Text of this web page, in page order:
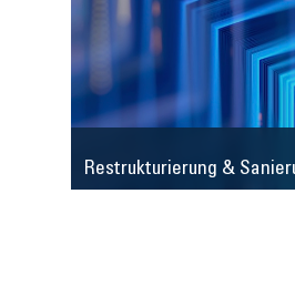
Restrukturierung &